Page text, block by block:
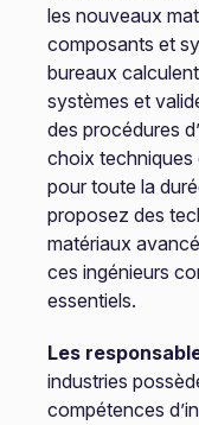
les nouveaux
composants et
bureaux
systèmes et
des procédures
choix techniques
pour toute la
proposez des
matériaux
ces ingénieurs
essentiels.
Les
industries
compétences